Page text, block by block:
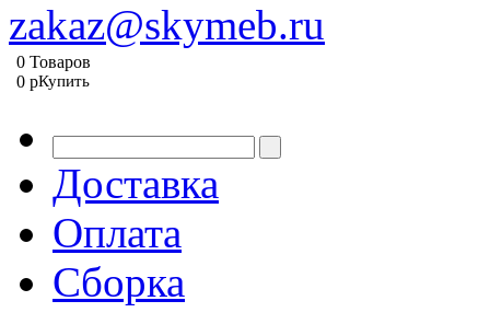
zakaz@skymeb.ru
0 Товаров
0 pКупить
Доставка
Оплата
Сборка